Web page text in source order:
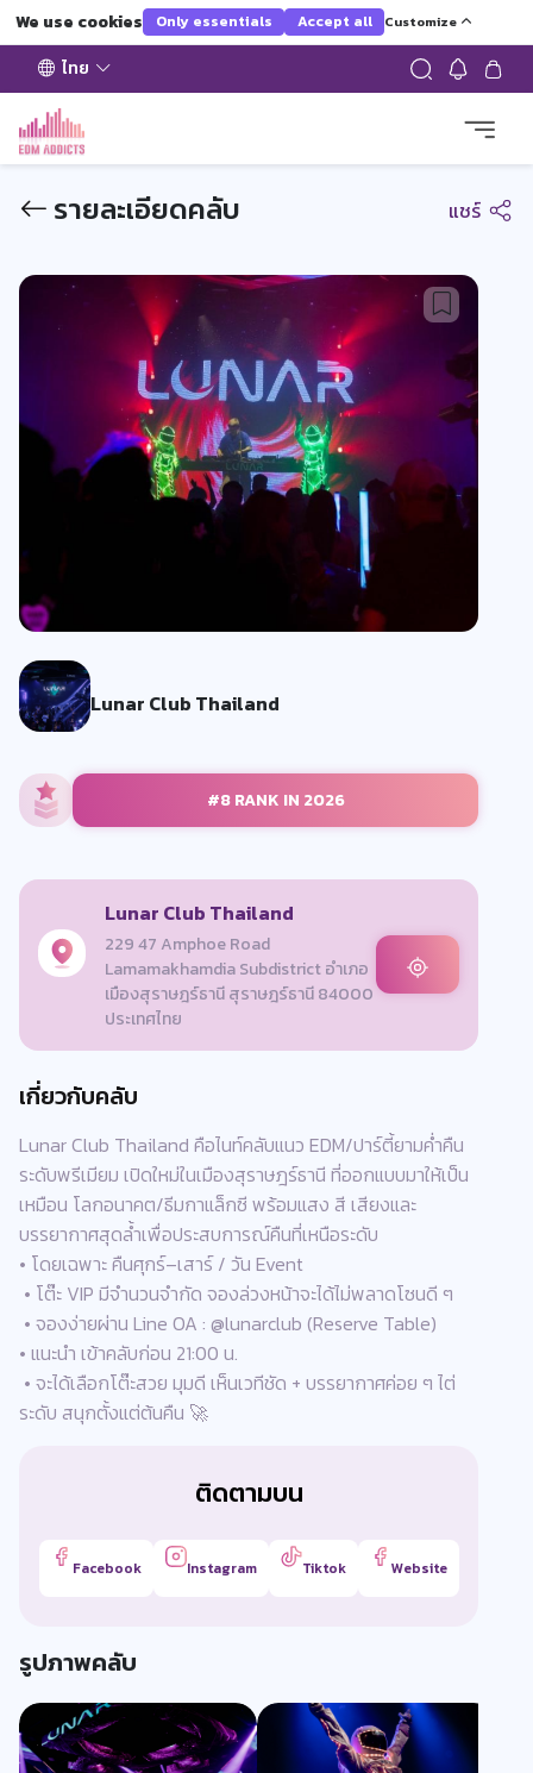
We use cookies Only essentials Accept all Customize
ไทย
รายละเอียดคลับ แชร์
Lunar Club Thailand
#8 RANK IN 2026
Lunar Club Thailand
229 47 Amphoe Road
Lamamakhamdia Subdistrict อำเภอ
เมืองสุราษฎร์ธานี สุราษฎร์ธานี 84000
ประเทศไทย
เกี่ยวกับคลับ
Lunar Club Thailand คือไนท์คลับแนว EDM/ปาร์ตี้ยามค่ำคืน
ระดับพรีเมียม เปิดใหม่ในเมืองสุราษฎร์ธานี ที่ออกแบบมาให้เป็น
เหมือน โลกอนาคต/ธีมกาแล็กซี พร้อมแสง สี เสียงและ
บรรยากาศสุดล้ำเพื่อประสบการณ์คืนที่เหนือระดับ
• โดยเฉพาะ คืนศุกร์–เสาร์ / วัน Event
• โต๊ะ VIP มีจำนวนจำกัด จองล่วงหน้าจะได้ไม่พลาดโซนดี ๆ
• จองง่ายผ่าน Line OA : @lunarclub (Reserve Table)
• แนะนำ เข้าคลับก่อน 21:00 น.
• จะได้เลือกโต๊ะสวย มุมดี เห็นเวทีชัด + บรรยากาศค่อย ๆ ไต่
ระดับ สนุกตั้งแต่ต้นคืน 🚀
ติดตามบน
Facebook Instagram Tiktok Website
รูปภาพคลับ